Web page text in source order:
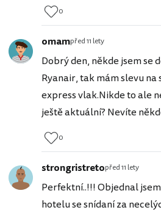
0
omampřed 11 lety
Dobrý den, někde jsem se
Ryanair, tak mám slevu
express vlak.Nikde to ale
ještě aktuální? Nevíte
0
strongristretopřed 11 lety
Perfektní..!!! Objednal
hotelu se snídaní za